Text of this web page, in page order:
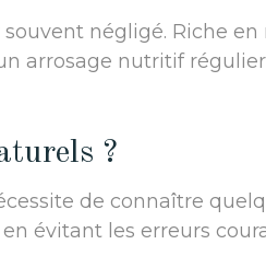
négligé. Riche en
arrosage nutritif
?
de connaître
évitant les erreurs